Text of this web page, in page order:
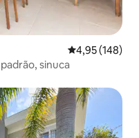
4,95 de uma
4,95 (148)
sinuca